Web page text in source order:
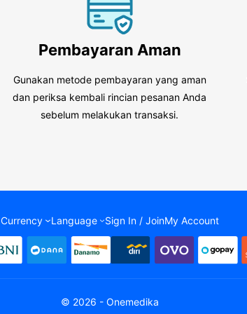
Pembayaran Aman
Gunakan metode pembayaran yang aman
dan periksa kembali rincian pesanan Anda
sebelum melakukan transaksi.
Currency Language Sign In / JoinMy Account
© 2026 - Onemedika